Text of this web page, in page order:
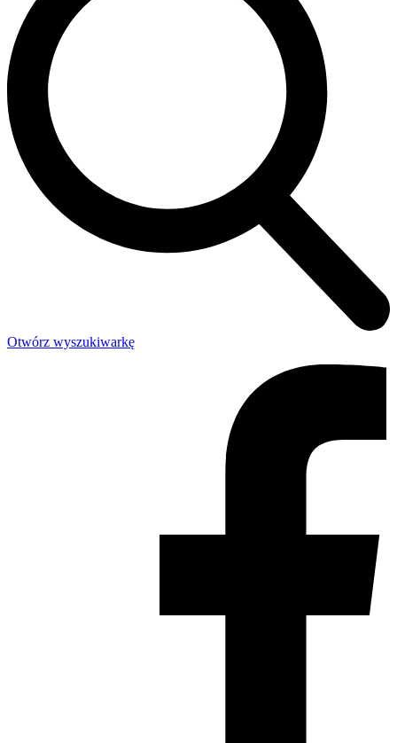
Otwórz wyszukiwarkę